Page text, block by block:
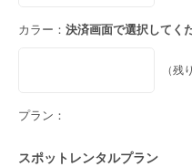
カラー： 決済画面で選択してく
（残り
プラン：
スポットレンタルプラン